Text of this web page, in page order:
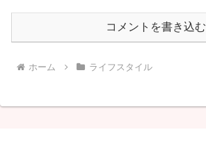
コメントを書き込む
ホーム ライフスタイル